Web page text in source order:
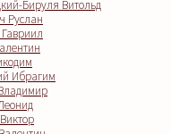
Бируля Витольд
Руслан
Ибрагим